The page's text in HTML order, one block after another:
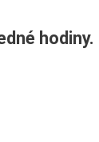
hodiny.